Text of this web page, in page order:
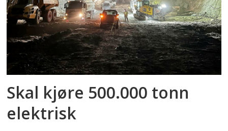
Skal kjøre 500.000 tonn
elektrisk